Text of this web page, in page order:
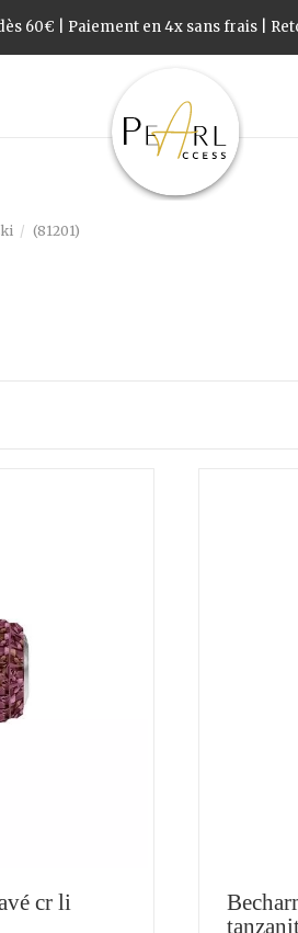
60€ | Paiement en 4x sans frais |
(81201)
cr li